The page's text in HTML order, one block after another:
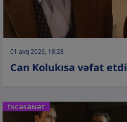
01 avq 2026, 18:28
Can Kolukısa vəfat etdi
İNCƏSƏNƏT